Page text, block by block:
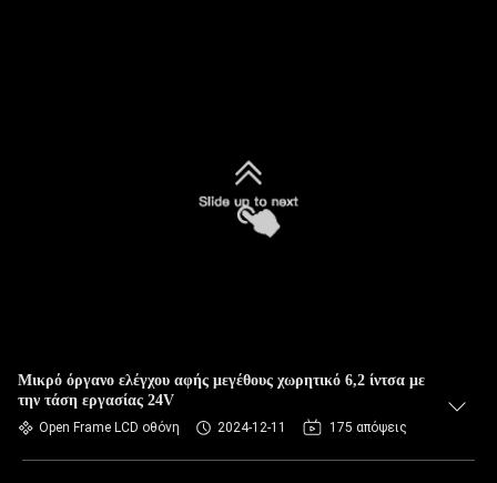
Μικρό όργανο ελέγχου αφής μεγέθους χωρητικό 6,2 ίντσα με
την τάση εργασίας 24V
Open Frame LCD οθόνη 2024-12-11 175 απόψεις